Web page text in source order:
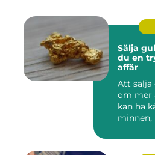
Sälja guld
du en
affär
Att sälja
om mer
kan ha